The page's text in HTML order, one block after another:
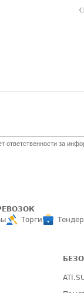
ответственности за
Торги